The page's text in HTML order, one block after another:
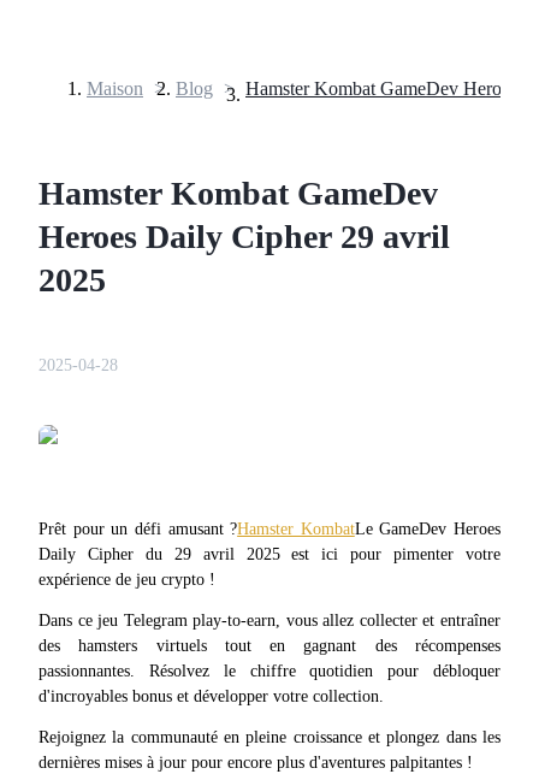
Futures USDT
Futures COIN-M
Contrats à terme sur crypto-monnaie
Maison > Blog >
Hamster Kombat GameDev
Heroes Daily Cipher 29 avril
2025
2025-04-28
Prêt pour un défi amusant ?Hamster KombatLe GameDev Heroes
Daily Cipher du 29 avril 2025 est ici pour pimenter votre
expérience de jeu crypto !
Dans ce jeu Telegram play-to-earn, vous allez collecter et entraîner
des hamsters virtuels tout en gagnant des récompenses
passionnantes. Résolvez le chiffre quotidien pour débloquer
d'incroyables bonus et développer votre collection.
Rejoignez la communauté en pleine croissance et plongez dans les
dernières mises à jour pour encore plus d'aventures palpitantes !